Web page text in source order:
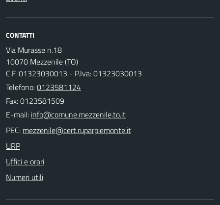
CONTATTI
Via Murasse n.18
10070 Mezzenile (TO)
C.F. 01323030013 - P.Iva: 01323030013
Telefono:0123581124
Fax: 0123581509
E-mail:
PEC:
URP
Uffici e orari
Numeri utili